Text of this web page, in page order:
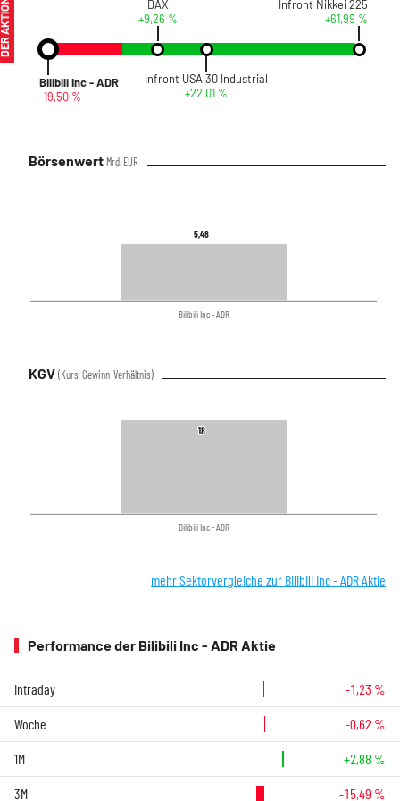
Bilibili Inc - ADR
-19,50 %
DAX
+9,26 %
Infront USA 30 Industrial
+22,01 %
Infront Nikkei 225
+61,99 %
Börsenwert Mrd. EUR
5,48
5,48
Bilibili Inc - ADR
KGV (Kurs-Gewinn-Verhältnis)
18
18
Bilibili Inc - ADR
mehr Sektorvergleiche zur Bilibili Inc - ADR Aktie
Performance der Bilibili Inc - ADR Aktie
Intraday -1,23 %
Woche -0,62 %
1M +2,88 %
3M -15,49 %